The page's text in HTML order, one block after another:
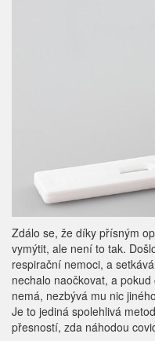
Zdálo se, že díky přísným
vymýtit, ale není to tak.
respirační nemoci, a
nechalo naočkovat, a
nemá, nezbývá mu nic
Je to jediná spolehlivá
přesností, zda náhodou